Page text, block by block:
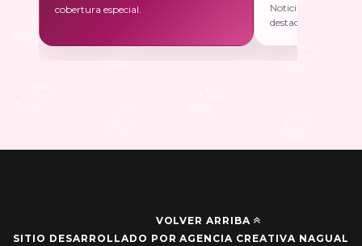
cobertura especial.
Noticias, galerías y
destacadas.
VOLVER ARRIBA
SITIO DESARROLLADO POR AGENCIA CREATIVA NAGUAL